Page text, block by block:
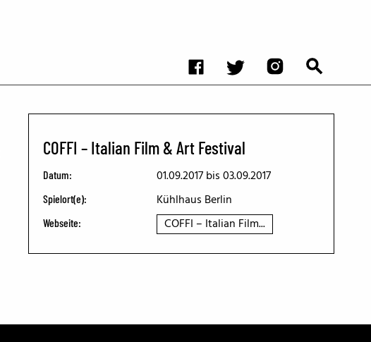
COFFI – Italian Film & Art Festival
Datum: 01.09.2017bis 03.09.2017
Spielort(e): Kühlhaus Berlin
Webseite: COFFI – Italian Film...